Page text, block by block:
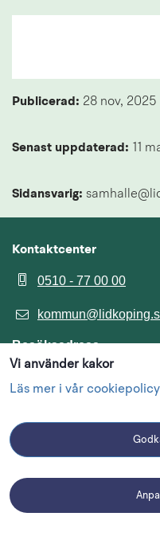
Vi använder kakor
Läs mer i vår cookiepolicy
Publicerad: 28 nov, 2025
Senast uppdaterad: 11
Sidansvarig:
Kontaktcenter
0510 - 77 00 00
Besöksadress
Lidköpings kommun
Skaragatan 8
531 88 Lidköping
Organisationsnummer
212000-1694